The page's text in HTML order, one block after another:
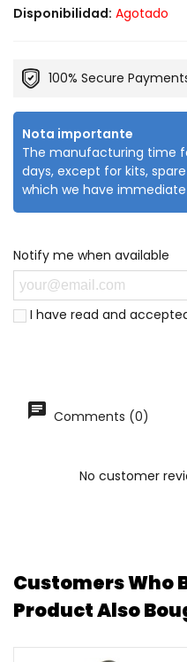
Disponibilidad: Agotado
100% Secure
Nota importante
The manufacturing time
days, except for kits,
which we have
Notify me when available
I have read and
Comments (0)
No customer
Customers Who
Product Also